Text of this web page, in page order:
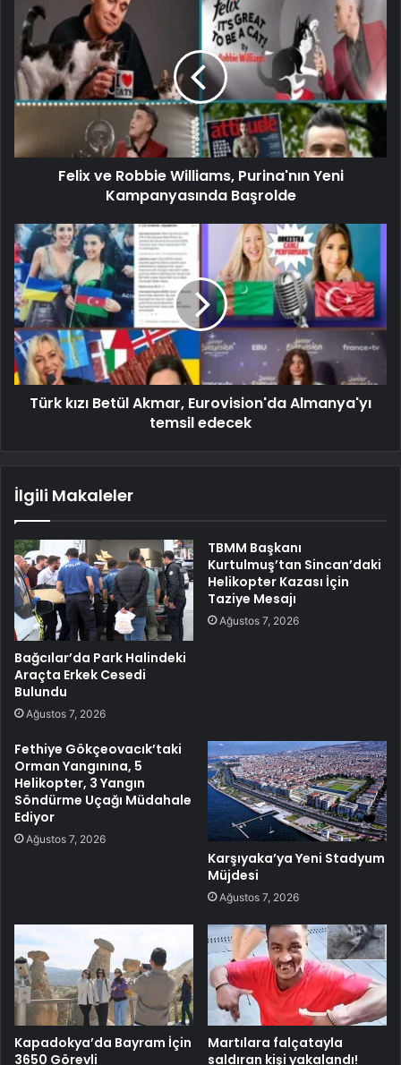
Felix ve Robbie Williams, Purina'nın Yeni
Kampanyasında Başrolde
Türk kızı Betül Akmar, Eurovision'da Almanya'yı
temsil edecek
İlgili Makaleler
Bağcılar’da Park Halindeki
Araçta Erkek Cesedi
Bulundu
Ağustos 7, 2026
TBMM Başkanı
Kurtulmuş’tan Sincan’daki
Helikopter Kazası İçin
Taziye Mesajı
Ağustos 7, 2026
Fethiye Gökçeovacık’taki
Orman Yangınına, 5
Helikopter, 3 Yangın
Söndürme Uçağı Müdahale
Ediyor
Ağustos 7, 2026
Karşıyaka’ya Yeni Stadyum
Müjdesi
Ağustos 7, 2026
Kapadokya’da Bayram İçin
3650 Görevli
Martılara falçatayla
saldıran kişi yakalandı!